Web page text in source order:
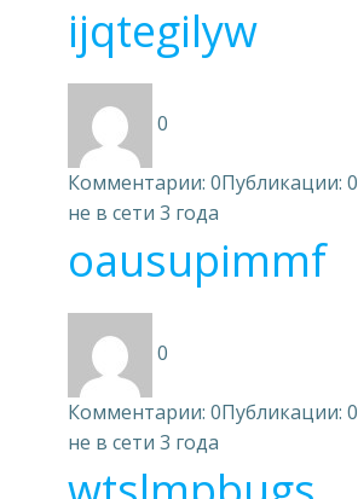
ijqtegilyw
0
Комментарии: 0Публикации: 0
не в сети 3 года
oausupimmf
0
Комментарии: 0Публикации: 0
не в сети 3 года